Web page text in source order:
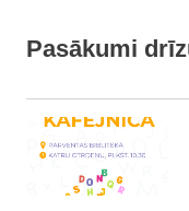
Pasākumi